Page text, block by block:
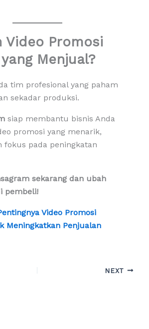
Video Promosi
Menjual?
tim profesional yang paham
sekadar produksi.
siap membantu bisnis Anda
promosi yang menarik,
fokus pada peningkatan
sekarang dan ubah
pembeli!
Video Promosi
Meningkatkan Penjualan
NEXT